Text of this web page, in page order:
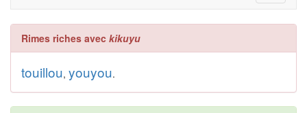
Rimes riches avec kikuyu
touillou, youyou.